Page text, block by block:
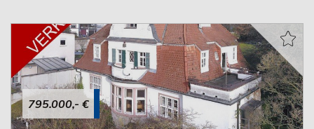
795.000,- €